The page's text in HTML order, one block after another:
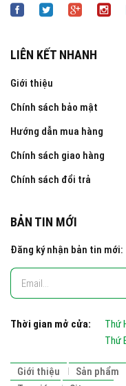
LIÊN KẾT NHANH
Giới thiệu
Chính sách bảo mật
Hướng dẫn mua hàng
Chính sách giao hàng
Chính sách đổi trả
BẢN TIN MỚI
Đăng ký nhận bản tin mới:
Thời gian mở cửa:
Thứ
Thứ
Giới thiệu Sản phẩm